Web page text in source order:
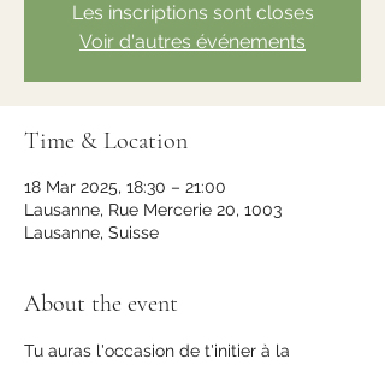
Les inscriptions sont closes
Voir d'autres événements
Time & Location
18 Mar 2025, 18:30 – 21:00
Lausanne, Rue Mercerie 20, 1003
Lausanne, Suisse
About the event
Tu auras l'occasion de t'initier à la